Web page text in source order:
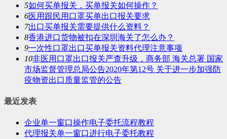
5如何买单报关，买单报关如何操作？
6医用跟民用口罩买单出口报关要求
7出口买单报关需要提供什么资料？
8香港进口货物被扣在深圳海关了怎么办？
9一次性口罩出口买单报关资料代理注意事项
10非医用口罩出口报关严查升级，商务部 海关总署 国家
市场监督管理总局公告2020年第12号 关于进一步加强防
疫物资出口质量监管的公告
最近发表
企业单一窗口操作电子委托流程教程
代理报关单一窗口进行电子委托教程